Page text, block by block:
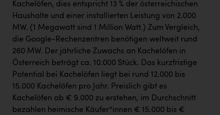
Kachelöfen, dies entspricht 13 % der österreichischen
Haushalte und einer installierten Leistung von 2.000
MW. (1 Megawatt sind 1 Million Watt.) Zum Vergleich,
die Google-Rechenzentren benötigen weltweit rund
260 MW. Der jährliche Zuwachs an Kachelöfen in
Österreich beträgt ca. 10.000 Stück. Das kurzfristige
Potential bei Kachelöfen liegt bei rund 12.000 bis
15.000 Kachelöfen pro Jahr. Preislich gibt es
Kachelöfen ab € 9.000 zu erstehen, im Durchschnitt
bezahlen heimische Käufer*innen € 15.000 bis €